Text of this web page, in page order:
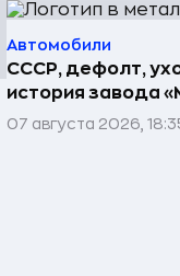
Автомобили
СССР, дефолт,
история завода
07 августа 2026,